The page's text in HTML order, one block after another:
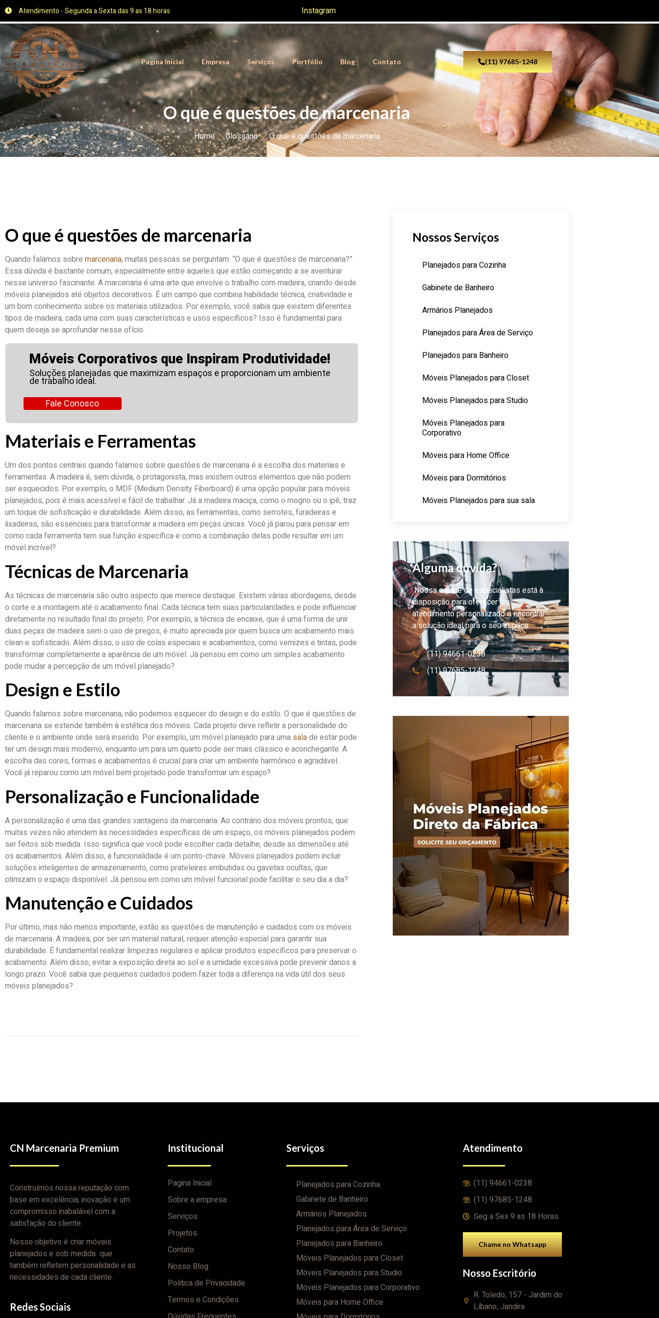
Atendimento - Segunda a Sexta das 9 as 18 horas Instagram
Pagina Inicial Empresa Serviços Portfólio Blog Contato (11) 97685-1248
O que é questões de marcenaria
Home Glossário O que é questões de marcenaria
O que é questões de marcenaria
Quando falamos sobre marcenaria, muitas pessoas se perguntam: “O que é questões de marcenaria?”
Essa dúvida é bastante comum, especialmente entre aqueles que estão começando a se aventurar
nesse universo fascinante. A marcenaria é uma arte que envolve o trabalho com madeira, criando desde
móveis planejados até objetos decorativos. É um campo que combina habilidade técnica, criatividade e
um bom conhecimento sobre os materiais utilizados. Por exemplo, você sabia que existem diferentes
tipos de madeira, cada uma com suas características e usos específicos? Isso é fundamental para
quem deseja se aprofundar nesse ofício.
Móveis Corporativos que Inspiram Produtividade!
Soluções planejadas que maximizam espaços e proporcionam um ambiente
de trabalho ideal.
Fale Conosco
Materiais e Ferramentas
Um dos pontos centrais quando falamos sobre questões de marcenaria é a escolha dos materiais e
ferramentas. A madeira é, sem dúvida, o protagonista, mas existem outros elementos que não podem
ser esquecidos. Por exemplo, o MDF (Medium Density Fiberboard) é uma opção popular para móveis
planejados, pois é mais acessível e fácil de trabalhar. Já a madeira maciça, como o mogno ou o ipê, traz
um toque de sofisticação e durabilidade. Além disso, as ferramentas, como serrotes, furadeiras e
lixadeiras, são essenciais para transformar a madeira em peças únicas. Você já parou para pensar em
como cada ferramenta tem sua função específica e como a combinação delas pode resultar em um
móvel incrível?
Técnicas de Marcenaria
As técnicas de marcenaria são outro aspecto que merece destaque. Existem várias abordagens, desde
o corte e a montagem até o acabamento final. Cada técnica tem suas particularidades e pode influenciar
diretamente no resultado final do projeto. Por exemplo, a técnica de encaixe, que é uma forma de unir
duas peças de madeira sem o uso de pregos, é muito apreciada por quem busca um acabamento mais
clean e sofisticado. Além disso, o uso de colas especiais e acabamentos, como vernizes e tintas, pode
transformar completamente a aparência de um móvel. Já pensou em como um simples acabamento
pode mudar a percepção de um móvel planejado?
Design e Estilo
Quando falamos sobre marcenaria, não podemos esquecer do design e do estilo. O que é questões de
marcenaria se estende também à estética dos móveis. Cada projeto deve refletir a personalidade do
cliente e o ambiente onde será inserido. Por exemplo, um móvel planejado para uma salade estar pode
ter um design mais moderno, enquanto um para um quarto pode ser mais clássico e aconchegante. A
escolha das cores, formas e acabamentos é crucial para criar um ambiente harmônico e agradável.
Você já reparou como um móvel bem projetado pode transformar um espaço?
Personalização e Funcionalidade
A personalização é uma das grandes vantagens da marcenaria. Ao contrário dos móveis prontos, que
muitas vezes não atendem às necessidades específicas de um espaço, os móveis planejados podem
ser feitos sob medida. Isso significa que você pode escolher cada detalhe, desde as dimensões até
os acabamentos. Além disso, a funcionalidade é um ponto-chave. Móveis planejados podem incluir
soluções inteligentes de armazenamento, como prateleiras embutidas ou gavetas ocultas, que
otimizam o espaço disponível. Já pensou em como um móvel funcional pode facilitar o seu dia a dia?
Manutenção e Cuidados
Por último, mas não menos importante, estão as questões de manutenção e cuidados com os móveis
de marcenaria. A madeira, por ser um material natural, requer atenção especial para garantir sua
durabilidade. É fundamental realizar limpezas regulares e aplicar produtos específicos para preservar o
acabamento. Além disso, evitar a exposição direta ao sol e a umidade excessiva pode prevenir danos a
longo prazo. Você sabia que pequenos cuidados podem fazer toda a diferença na vida útil dos seus
móveis planejados?
Nossos Serviços
Planejados para Cozinha
Gabinete de Banheiro
Armários Planejados
Planejados para Área de Serviço
Planejados para Banheiro
Móveis Planejados para Closet
Móveis Planejados para Studio
Móveis Planejados para
Corporativo
Móveis para Home Office
Móveis para Dormitórios
Móveis Planejados para sua sala
Alguma dúvida?
Nossa equipe de especialistas está à
disposição para oferecer um
atendimento personalizado e encontrar
a solução ideal para o seu espaço.
(11) 94661-0238
(11) 97685-1248
CN Marcenaria Premium
Construímos nossa reputação com
base em excelência, inovação e um
compromisso inabalável com a
satisfação do cliente.
Nosso objetivo é criar móveis
planejados e sob medida que
também refletem personalidade e as
necessidades de cada cliente.
Redes Sociais
Institucional
Pagina Inicial
Sobre a empresa
Serviços
Projetos
Contato
Nosso Blog
Politica de Privacidade
Termos e Condições
Serviços
Planejados para Cozinha
Gabinete de Banheiro
Armários Planejados
Planejados para Área de Serviço
Planejados para Banheiro
Móveis Planejados para Closet
Móveis Planejados para Studio
Móveis Planejados para Corporativo
Móveis para Home Office
Atendimento
(11) 94661-0238
(11) 97685-1248
Seg a Sex 9 as 18 Horas
Chame no Whatsapp
Nosso Escritório
R. Toledo, 157 - Jardim do
Líbano, Jandira